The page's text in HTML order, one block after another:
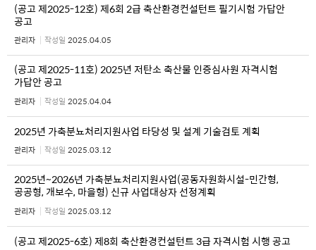
(공고 제2025-12호) 제6회 2급 축산환경컨설턴트 필기시험 가답안
공고
관리자 작성일 2025.04.05
(공고 제2025-11호) 2025년 저탄소 축산물 인증심사원 자격시험
가답안 공고
관리자 작성일 2025.04.04
2025년 가축분뇨처리지원사업 타당성 및 설계 기술검토 계획
관리자 작성일 2025.03.12
2025년~2026년 가축분뇨처리지원사업(공동자원화시설-민간형,
공공형, 개보수, 마을형) 신규 사업대상자 선정계획
관리자 작성일 2025.03.12
(공고 제2025-6호) 제8회 축산환경컨설턴트 3급 자격시험 시행 공고